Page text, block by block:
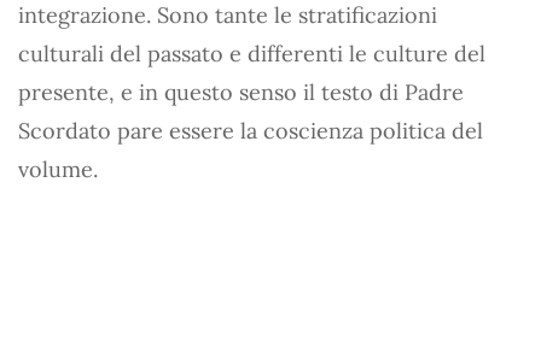
integrazione. Sono tante le stratificazioni
culturali del passato e differenti le culture del
presente, e in questo senso il testo di Padre
Scordato pare essere la coscienza politica del
volume.